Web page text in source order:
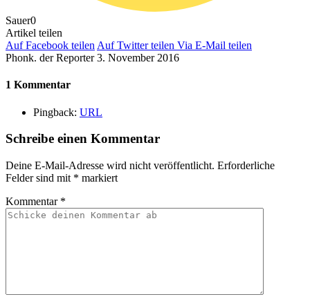
Sauer0
Artikel teilen
Auf Facebook teilen Auf Twitter teilen Via E-Mail teilen
Phonk. der Reporter 3. November 2016
1 Kommentar
Pingback: URL
Schreibe einen Kommentar
Deine E-Mail-Adresse wird nicht veröffentlicht. Erforderliche
Felder sind mit * markiert
Kommentar *